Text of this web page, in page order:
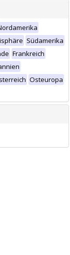
Südamerika
Frankreich
Osteuropa